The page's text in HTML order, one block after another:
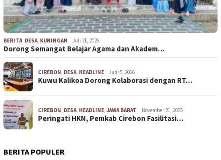
BERITA, DESA, KUNINGAN Juli 31, 2026
Dorong Semangat Belajar Agama dan Akadem…
CIREBON, DESA, HEADLINE Juni 5, 2026
Kuwu Kalikoa Dorong Kolaborasi dengan RT…
CIREBON, DESA, HEADLINE, JAWA BARAT November 21, 2025
Peringati HKN, Pemkab Cirebon Fasilitasi…
BERITA POPULER